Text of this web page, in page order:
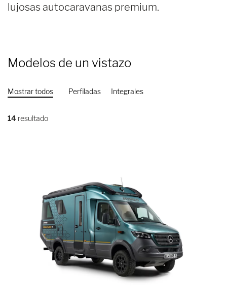
lujosas autocaravanas premium.
Modelos de un vistazo
Mostrar todos Perfiladas Integrales
14 resultado